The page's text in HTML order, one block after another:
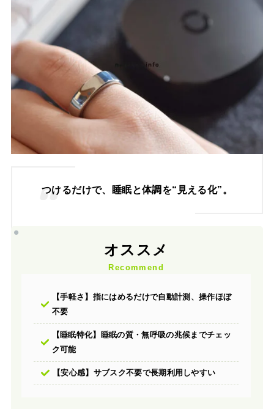
つけるだけで、睡眠と体調を“見える化”。
オススメ
Recommend
【手軽さ】指にはめるだけで自動計測、操作ほぼ
不要
【睡眠特化】睡眠の質・無呼吸の兆候までチェッ
ク可能
【安心感】サブスク不要で長期利用しやすい